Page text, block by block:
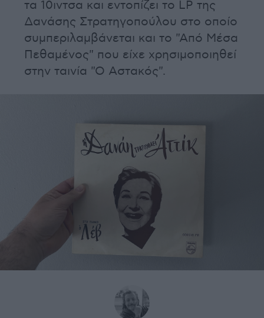
τα 10ιντσα και εντοπίζει το LP της
Δανάσης Στρατηγοπούλου στο οποίο
συμπεριλαμβάνεται και το "Από Μέσα
Πεθαμένος" που είχε χρησιμοποιηθεί
στην ταινία "Ο Αστακός".